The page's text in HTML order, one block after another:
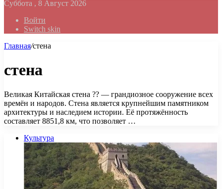
Суббота , 8 Август 2026
Войти
Switch skin
Главная/стена
стена
Великая Китайская стена ?? — грандиозное сооружение всех
времён и народов. Стена является крупнейшим памятником
архитектуры и наследием истории. Её протяжённость
составляет 8851,8 км, что позволяет …
Культура